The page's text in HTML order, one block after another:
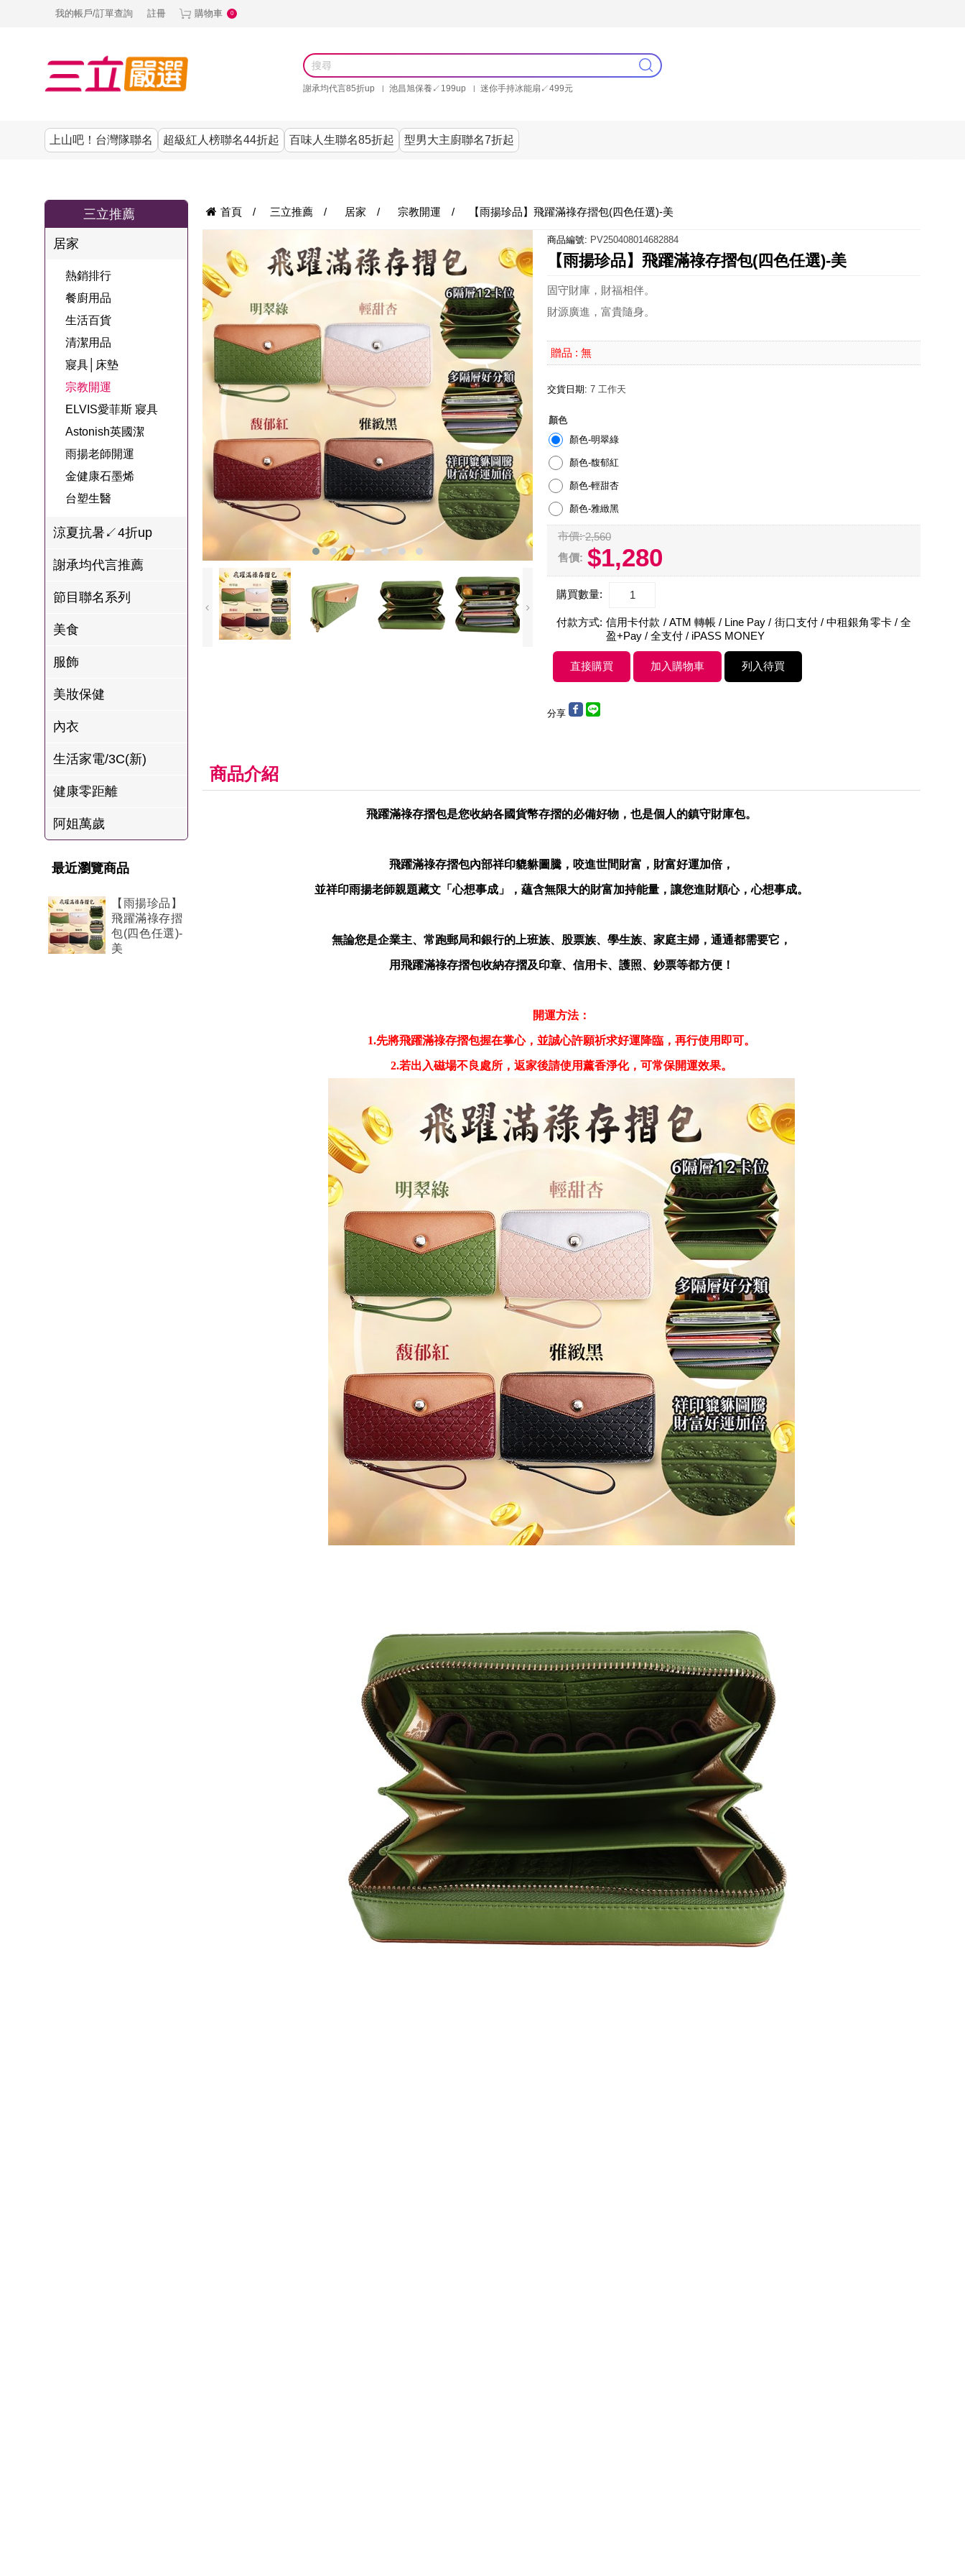
我的帳戶/訂單查詢 註冊 購物車 0
謝承均代言85折up 池昌旭保養↙199up
迷你手持冰能扇↙499元
上山吧！台灣隊聯名 超級紅人榜聯名44折起 百味人生聯名85折起 型男大主廚聯名7折起
古溜x五秀園
熱銷排行
夜聯名
名
百味人生戲劇
型男大主廚聯
名
節目聯名商品
推薦
熱銷排行
品
焙
鍋物 l 藥膳 l 滴
雞精
林聰明沙鍋魚
冷藏 | 冷凍食品
李大娘手工水
餃
自在食刻
鮮蝦蝦滑
愛雅辣呦
沈玉琳代言羊
熱銷排行
清潔用品
寢具│床墊
宗教開運
ELVIS愛菲斯
Astonish英國潔
雨揚老師開運
金健康石墨烯
熱銷排行
機能服飾
配件
PP波瑟楓妮品
牌館
養生|保健
池昌旭代言
OUR FAMILY
一家人
甘味人生
狀元堂牛樟芝
熱銷排行
女內褲
男內褲
NEONER
熱銷排行
美容專區
涼夏家電
3C
1MORE耳機
韓國
SKINASSET
甘味人生鍵力
肽↙85折
百味人生
三立推薦
居家
熱銷排行
餐廚用品
生活百貨
清潔用品
寢具│床墊
宗教開運
ELVIS愛菲斯 寢具
Astonish英國潔
雨揚老師開運
金健康石墨烯
台塑生醫
涼夏抗暑↙4折up
謝承均代言推薦
節目聯名系列
美食
服飾
美妝保健
內衣
生活家電/3C(新)
健康零距離
阿姐萬歲
最近瀏覽商品
【雨揚珍品】
飛躍滿祿存摺
包(四色任選)-
美
首頁 / 三立推薦 / 居家 / 宗教開運 / 【雨揚珍品】飛躍滿祿存摺包(四色任選)-美
商品編號: PV250408014682884
【雨揚珍品】飛躍滿祿存摺包(四色任選)-美
固守財庫，財福相伴。
財源廣進，富貴隨身。
贈品 : 無
交貨日期: 7 工作天
顏色
顏色-明翠綠
顏色-馥郁紅
顏色-輕甜杏
顏色-雅緻黑
市價: 2,560
售價: $1,280
購買數量:
付款方式: 信用卡付款 / ATM 轉帳 / Line Pay / 街口支付 / 中租銀角零卡 / 全
盈+Pay / 全支付 / iPASS MONEY
分享
商品介紹
飛躍滿祿存摺包是您收納各國貨幣存摺的必備好物，也是個人的鎮守財庫包。
飛躍滿祿存摺包內部祥印貔貅圖騰，咬進世間財富，財富好運加倍，
並祥印雨揚老師親題藏文「心想事成」，蘊含無限大的財富加持能量，讓您進財順心，心想事成。
無論您是企業主、常跑郵局和銀行的上班族、股票族、學生族、家庭主婦，通通都需要它，
用飛躍滿祿存摺包收納存摺及印章、信用卡、護照、鈔票等都方便！
開運方法：
1.先將飛躍滿祿存摺包握在掌心，並誠心許願祈求好運降臨，再行使用即可。
2.若出入磁場不良處所，返家後請使用薰香淨化，可常保開運效果。